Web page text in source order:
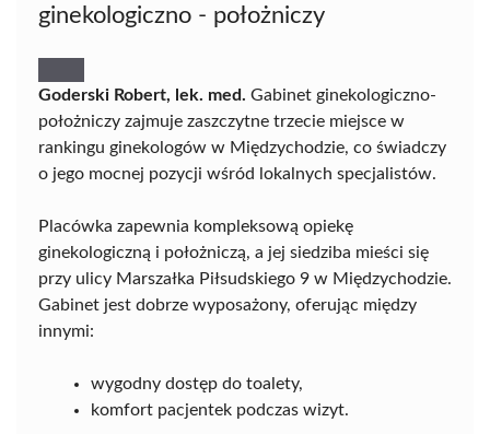
ginekologiczno - położniczy
Goderski Robert, lek. med. Gabinet ginekologiczno-
położniczy zajmuje zaszczytne trzecie miejsce w
rankingu ginekologów w Międzychodzie, co świadczy
o jego mocnej pozycji wśród lokalnych specjalistów.
Placówka zapewnia kompleksową opiekę
ginekologiczną i położniczą, a jej siedziba mieści się
przy ulicy Marszałka Piłsudskiego 9 w Międzychodzie.
Gabinet jest dobrze wyposażony, oferując między
innymi:
wygodny dostęp do toalety,
komfort pacjentek podczas wizyt.